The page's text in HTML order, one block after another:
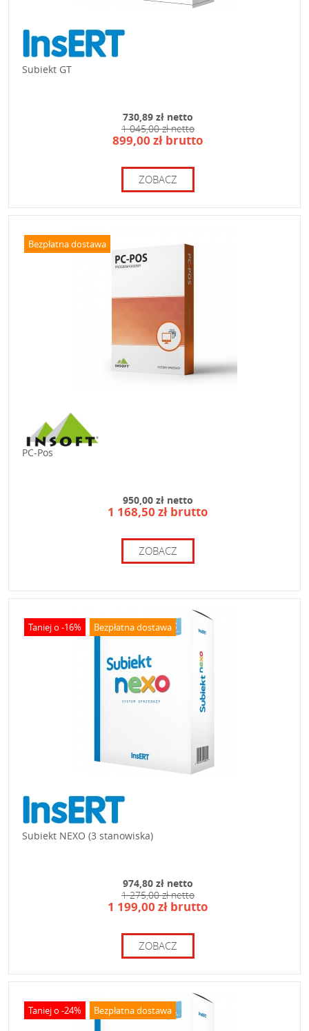
Subiekt GT
730,89 zł netto
1 045,00 zł netto
899,00 zł brutto
ZOBACZ
Bezpłatna dostawa
PC-Pos
950,00 zł netto
1 168,50 zł brutto
ZOBACZ
Taniej o -16% Bezpłatna dostawa
Subiekt NEXO (3 stanowiska)
974,80 zł netto
1 275,00 zł netto
1 199,00 zł brutto
ZOBACZ
Taniej o -24% Bezpłatna dostawa